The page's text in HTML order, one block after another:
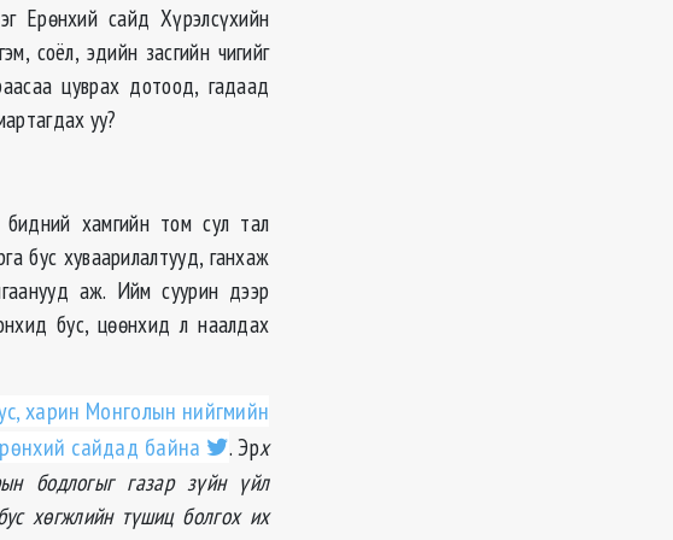
Ерөнхий сайд Хүрэлсүхийн
соёл, эдийн засгийн чигийг
цуврах дотоод, гадаад
уу?
хамгийн том сул тал
бус хуваарилалтууд, ганхаж
аж. Ийм суурин дээр
бус, цөөнхид л наалдах
харин Монголын нийгмийн
сайдад байна
. Эрх
бодлогыг газар зүйн үйл
хөгжлийн түшиц болгох их